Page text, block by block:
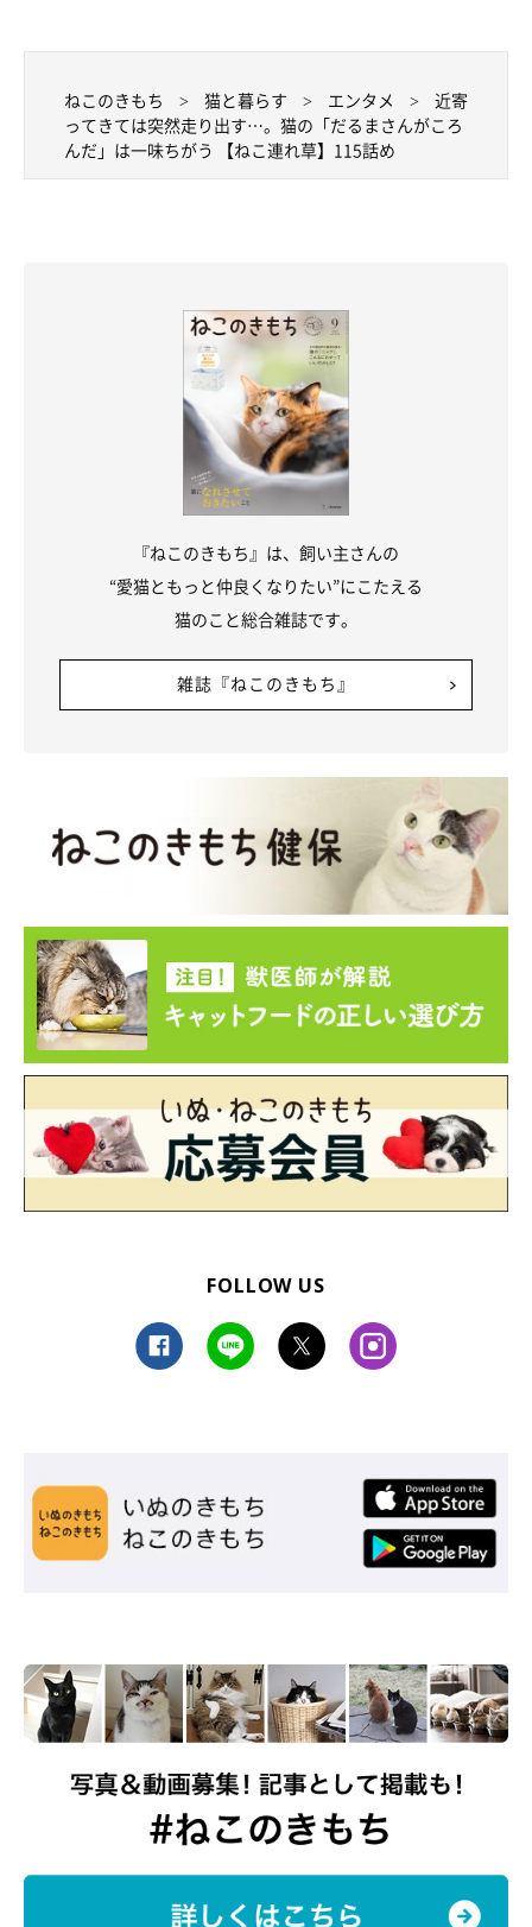
ねこのきもち 猫と暮らす エンタメ
近寄
ってきては突然走り出す…。猫の「だるまさんがころ
んだ」は一味ちがう 【ねこ連れ草】115話め
『ねこのきもち』は、飼い主さんの
“愛猫ともっと仲良くなりたい”にこたえる
猫のこと総合雑誌です。
雑誌『ねこのきもち』
FOLLOW US